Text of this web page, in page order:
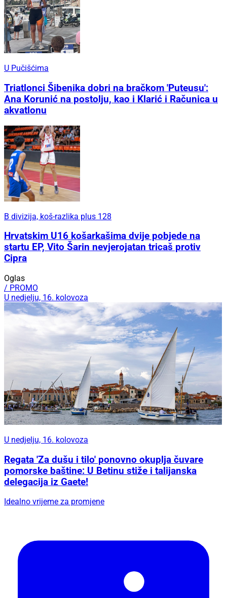
U Pučišćima
Triatlonci Šibenika dobri na bračkom 'Puteusu':
Ana Korunić na postolju, kao i Klarić i Računica u
akvatlonu
B divizija, koš-razlika plus 128
Hrvatskim U16 košarkašima dvije pobjede na
startu EP, Vito Šarin nevjerojatan tricaš protiv
Cipra
Oglas
/ PROMO
U nedjelju, 16. kolovoza
U nedjelju, 16. kolovoza
Regata 'Za dušu i tilo' ponovno okuplja čuvare
pomorske baštine: U Betinu stiže i talijanska
delegacija iz Gaete!
Idealno vrijeme za promjene